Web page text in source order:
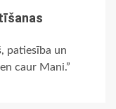
patiesība un
caur Mani.”